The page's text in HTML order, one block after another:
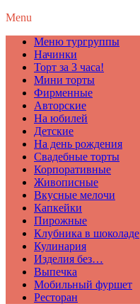
Menu
Меню тургруппы
Начинки
Торт за 3 часа!
Мини торты
Фирменные
Авторские
На юбилей
Детские
На день рождения
Свадебные торты
Корпоративные
Живописные
Вкусные мелочи
Капкейки
Пирожные
Клубника в шоколаде
Кулинария
Изделия без…
Выпечка
Мобильный фуршет
Ресторан